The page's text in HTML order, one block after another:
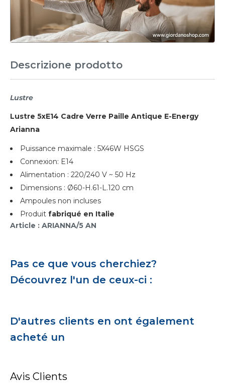
Descrizione prodotto
Lustre
Lustre 5xE14 Cadre Verre Paille Antique E-Energy
Arianna
Puissance maximale : 5X46W HSGS
Connexion: E14
Alimentation : 220/240 V ~ 50 Hz
Dimensions : Ø60-H.61-L.120 cm
Ampoules non incluses
Produit fabriqué en Italie
Article : ARIANNA/5 AN
Pas ce que vous cherchiez?
Découvrez l'un de ceux-ci :
D'autres clients en ont également
acheté un
Avis Clients